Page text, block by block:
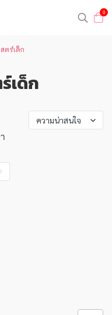
0
ตร์เด็ก
เด็ก
ความน่าสนใจ